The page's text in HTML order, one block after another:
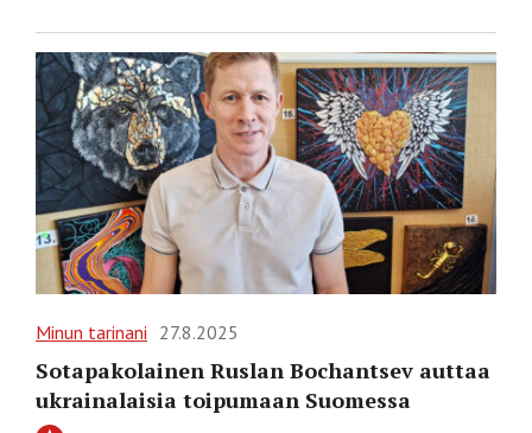
Minun tarinani 27.8.2025
Sotapakolainen Ruslan Bochantsev auttaa
ukrainalaisia toipumaan Suomessa